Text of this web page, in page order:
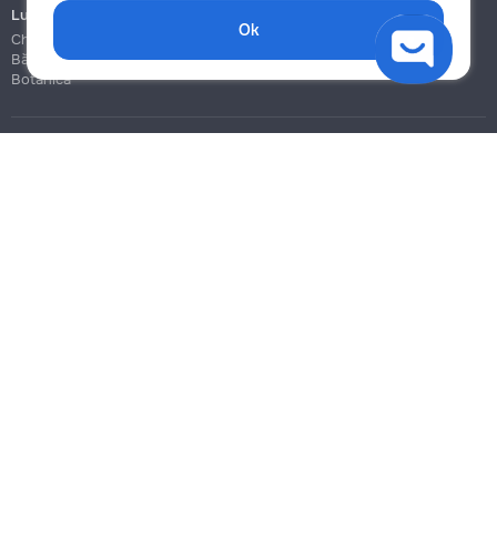
Ok
Lucrări de construcție și instalare
Chișinău
Bălți
Botanica